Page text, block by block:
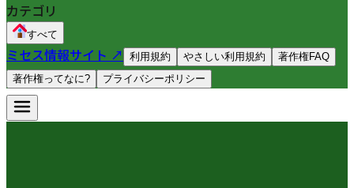
カテゴリ
すべて
ミセス情報サイト ↗ 利用規約 やさしい利用規約
著作権FAQ
著作権ってなに?
プライバシーポリシー